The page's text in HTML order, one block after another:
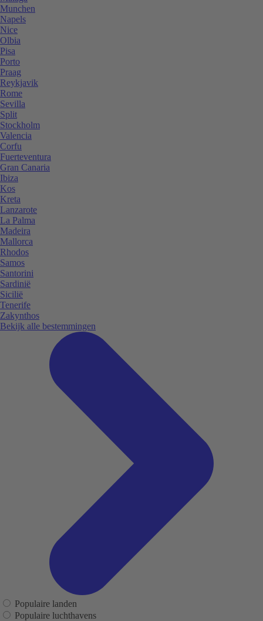
Munchen
Napels
Nice
Olbia
Pisa
Porto
Praag
Reykjavik
Rome
Sevilla
Split
Stockholm
Valencia
Corfu
Fuerteventura
Gran Canaria
Ibiza
Kos
Kreta
Lanzarote
La Palma
Madeira
Mallorca
Rhodos
Samos
Santorini
Sardinië
Sicilië
Tenerife
Zakynthos
Bekijk alle bestemmingen
Populaire landen
Populaire luchthavens